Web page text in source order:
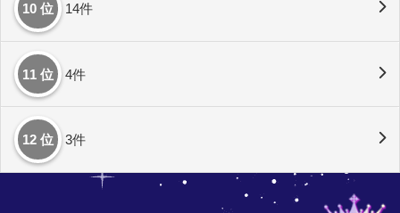
10 位 14件
11 位 4件
12 位 3件